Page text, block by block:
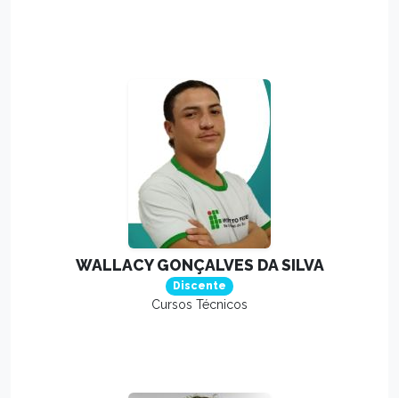
WALLACY GONÇALVES DA SILVA
Discente
Cursos Técnicos